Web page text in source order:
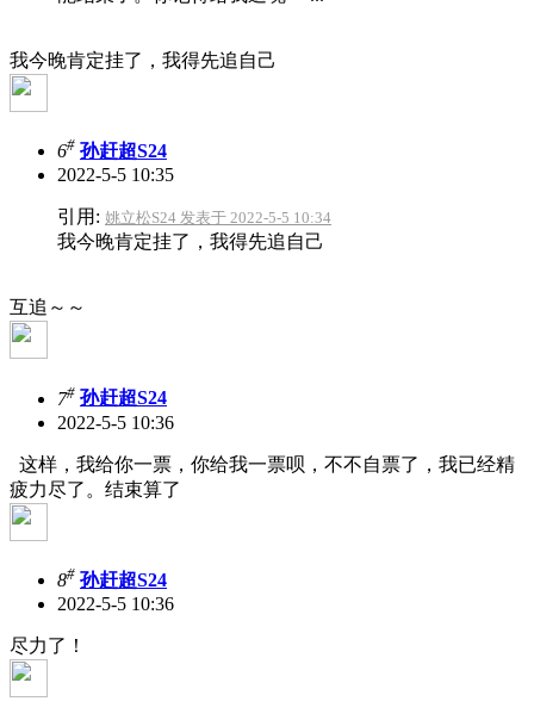
我今晚肯定挂了，我得先追自己
6# 孙赶超S24
2022-5-5 10:35
引用: 姚立松S24 发表于 2022-5-5 10:34
我今晚肯定挂了，我得先追自己
互追～～
7# 孙赶超S24
2022-5-5 10:36
这样，我给你一票，你给我一票呗，不不自票了，我已经精
疲力尽了。结束算了
8# 孙赶超S24
2022-5-5 10:36
尽力了！